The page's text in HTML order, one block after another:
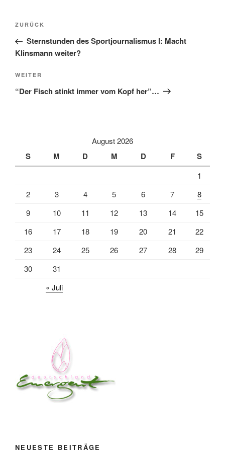
Beitragsnavigation
Vorheriger
Beitrag
ZURÜCK
Sternstunden des Sportjournalismus I: Macht
Klinsmann weiter?
Nächster
Beitrag
WEITER
“Der Fisch stinkt immer vom Kopf her”…
August 2026
S M D M D F S
1
2
3 4 5 6 7
8
9
10 11 12 13 14
15
16
17 18 19 20 21
22
23
24 25 26 27 28
29
30
31
« Juli
NEUESTE BEITRÄGE